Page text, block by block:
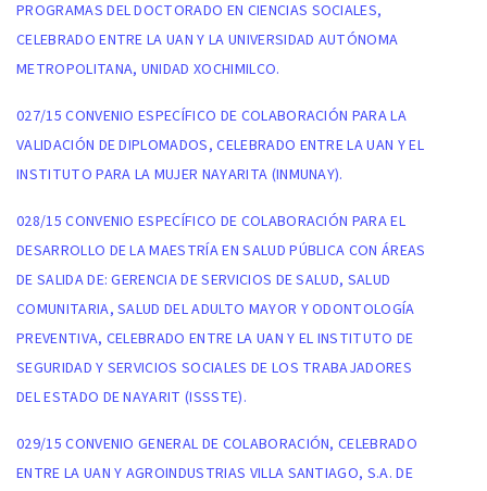
PROGRAMAS DEL DOCTORADO EN CIENCIAS SOCIALES,
CELEBRADO ENTRE LA UAN Y LA UNIVERSIDAD AUTÓNOMA
METROPOLITANA, UNIDAD XOCHIMILCO.
027/15 CONVENIO ESPECÍFICO DE COLABORACIÓN PARA LA
VALIDACIÓN DE DIPLOMADOS, CELEBRADO ENTRE LA UAN Y EL
INSTITUTO PARA LA MUJER NAYARITA (INMUNAY).
028/15 CONVENIO ESPECÍFICO DE COLABORACIÓN PARA EL
DESARROLLO DE LA MAESTRÍA EN SALUD PÚBLICA CON ÁREAS
DE SALIDA DE: GERENCIA DE SERVICIOS DE SALUD, SALUD
COMUNITARIA, SALUD DEL ADULTO MAYOR Y ODONTOLOGÍA
PREVENTIVA, CELEBRADO ENTRE LA UAN Y EL INSTITUTO DE
SEGURIDAD Y SERVICIOS SOCIALES DE LOS TRABAJADORES
DEL ESTADO DE NAYARIT (ISSSTE).
029/15 CONVENIO GENERAL DE COLABORACIÓN, CELEBRADO
ENTRE LA UAN Y AGROINDUSTRIAS VILLA SANTIAGO, S.A. DE